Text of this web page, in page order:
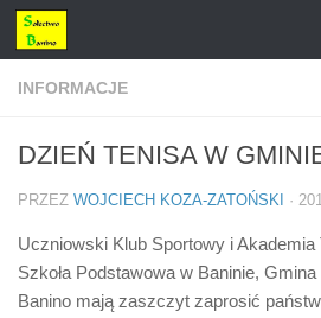
Przejdź do treści
INFORMACJE
DZIEŃ TENISA W
PRZEZ WOJCIECH KOZA-ZATOŃSKI ·
Uczniowski Klub Sportowy i Akademia
Szkoła Podstawowa w Baninie,
Banino mają zaszczyt zaprosić